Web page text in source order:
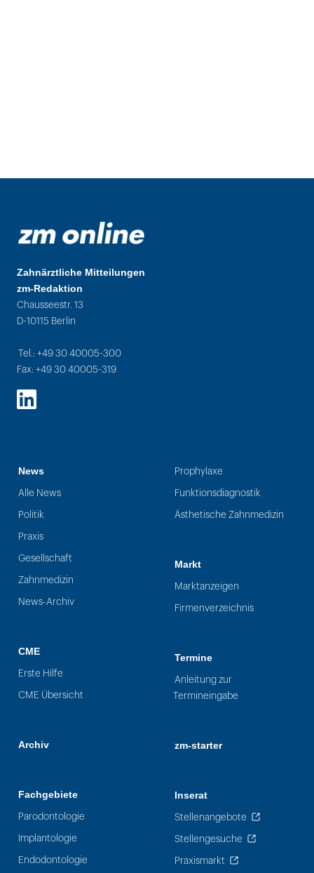
Zahnärztliche Mitteilungen
zm-Redaktion
Chausseestr. 13
D-10115 Berlin
Tel.: +49 30 40005-300
Fax: +49 30 40005-319
LinkedIn
News
Alle News
Politik
Praxis
Gesellschaft
Zahnmedizin
News-Archiv
CME
Erste Hilfe
CME Übersicht
Archiv
Fachgebiete
Parodontologie
Implantologie
Endodontologie
Prophylaxe
Funktionsdiagnostik
Ästhetische Zahnmedizin
Markt
Marktanzeigen
Firmenverzeichnis
Termine
Anleitung zur
Termineingabe
zm-starter
Inserat
Stellenangebote
Stellengesuche
Praxismarkt